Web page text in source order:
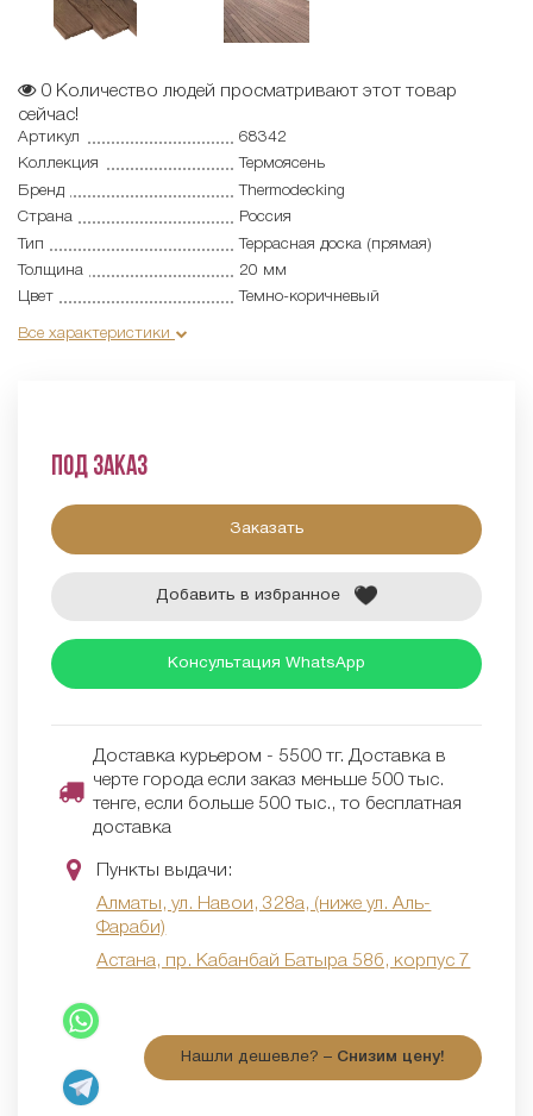
0 Количество людей просматривают этот товар
сейчас!
Артикул
68342
Коллекция
Термоясень
Бренд
Thermodecking
Страна
Россия
Тип
Террасная доска (прямая)
Толщина
20 мм
Цвет
Темно-коричневый
Все характеристики
Под заказ
Заказать
Добавить в избранное
Консультация WhatsApp
Доставка курьером - 5500 тг. Доставка в
черте города если заказ меньше 500 тыс.
тенге, если больше 500 тыс., то бесплатная
доставка
Пункты выдачи:
Алматы, ул. Навои, 328а, (ниже ул. Аль-
Фараби)
Астана, пр. Кабанбай Батыра 58б, корпус 7
Нашли дешевле? – Снизим цену!